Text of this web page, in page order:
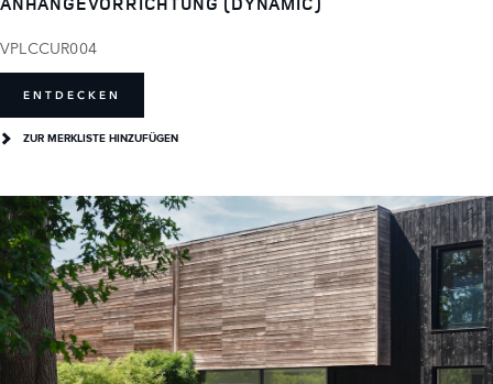
VPLCCUR004
ENTDECKEN
ZUR MERKLISTE HINZUFÜGEN